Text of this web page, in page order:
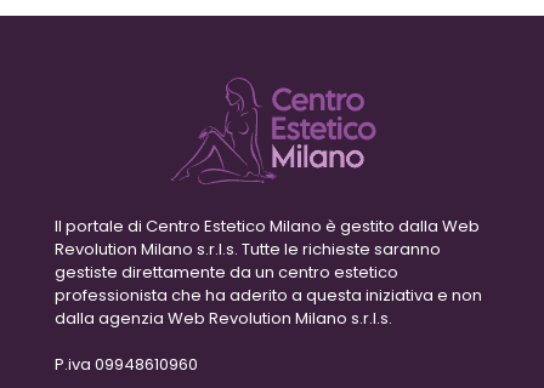
Il portale di Centro Estetico Milano è gestito dalla Web
Revolution Milano s.r.l.s. Tutte le richieste saranno
gestiste direttamente da un centro estetico
professionista che ha aderito a questa iniziativa e non
dalla agenzia Web Revolution Milano s.r.l.s.
P.iva 09948610960